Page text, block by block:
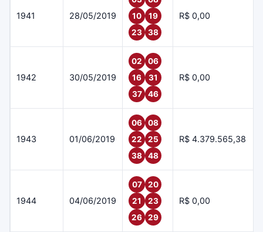
1941 28/05/2019
10
19
23
38
R$ 0,00
1942 30/05/2019
02
06
16
31
37
46
R$ 0,00
1943 01/06/2019
06
08
22
25
38
48
R$ 4.379.565,38
1944 04/06/2019
07
20
21
23
26
29
R$ 0,00